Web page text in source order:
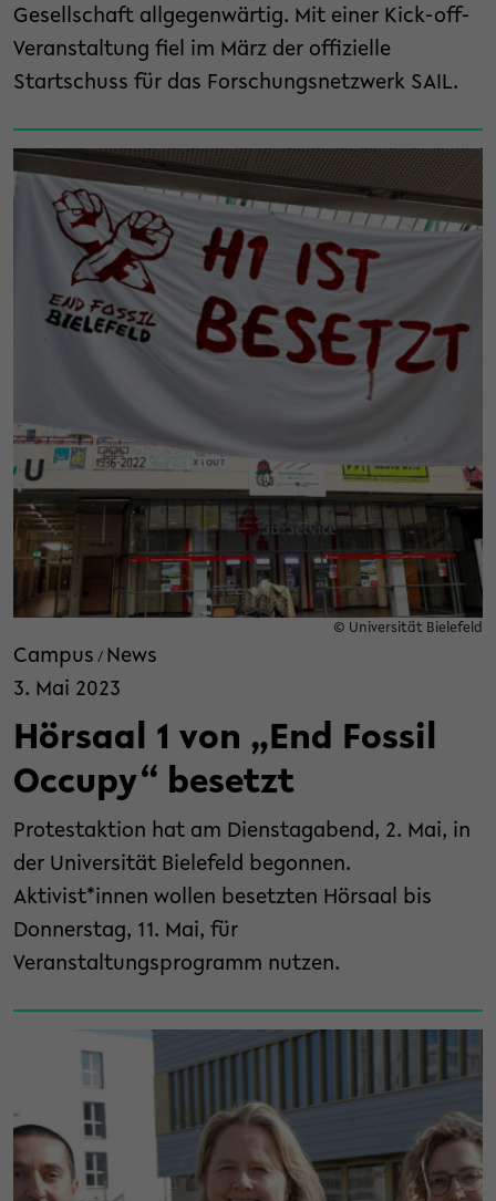
Gesellschaft allgegenwärtig. Mit einer Kick-off-
Veranstaltung fiel im März der offizielle
Startschuss für das Forschungsnetzwerk SAIL.
© Universität Bielefeld
Campus / News
3. Mai 2023
Hörsaal 1 von „End Fossil
Occupy“ besetzt
Protestaktion hat am Dienstagabend, 2. Mai, in
der Universität Bielefeld begonnen.
Aktivist*innen wollen besetzten Hörsaal bis
Donnerstag, 11. Mai, für
Veranstaltungsprogramm nutzen.